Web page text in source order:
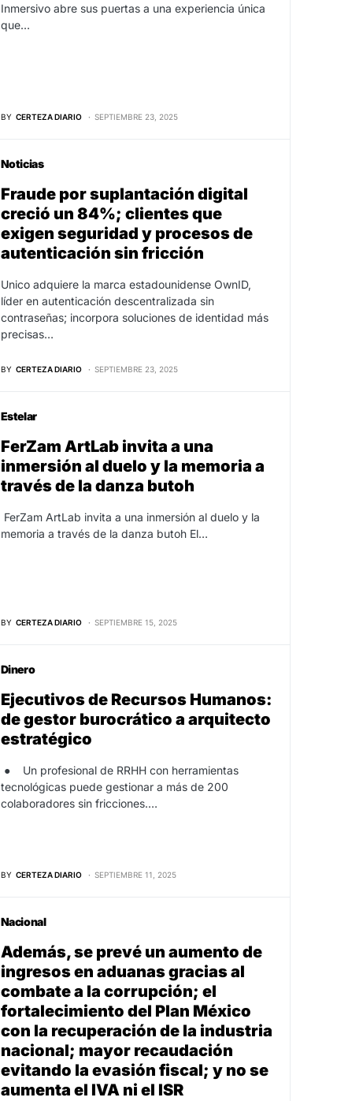
Inmersivo abre sus puertas a una experiencia única
que…
BY CERTEZA DIARIO SEPTIEMBRE 23, 2025
Noticias
Fraude por suplantación digital
creció un 84%; clientes que
exigen seguridad y procesos de
autenticación sin fricción
Unico adquiere la marca estadounidense OwnID,
líder en autenticación descentralizada sin
contraseñas; incorpora soluciones de identidad más
precisas…
BY CERTEZA DIARIO SEPTIEMBRE 23, 2025
Estelar
FerZam ArtLab invita a una
inmersión al duelo y la memoria a
través de la danza butoh
FerZam ArtLab invita a una inmersión al duelo y la
memoria a través de la danza butoh El…
BY CERTEZA DIARIO SEPTIEMBRE 15, 2025
Dinero
Ejecutivos de Recursos Humanos:
de gestor burocrático a arquitecto
estratégico
● Un profesional de RRHH con herramientas
tecnológicas puede gestionar a más de 200
colaboradores sin fricciones.…
BY CERTEZA DIARIO SEPTIEMBRE 11, 2025
Nacional
Además, se prevé un aumento de
ingresos en aduanas gracias al
combate a la corrupción; el
fortalecimiento del Plan México
con la recuperación de la industria
nacional; mayor recaudación
evitando la evasión fiscal; y no se
aumenta el IVA ni el ISR